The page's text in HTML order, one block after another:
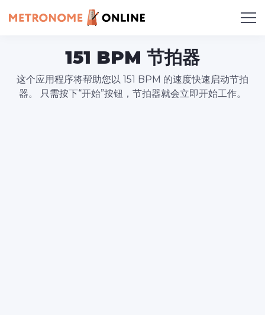
151 BPM 节拍器
这个应用程序将帮助您以 151 BPM 的速度快速启动节拍
器。 只需按下“开始”按钮，节拍器就会立即开始工作。